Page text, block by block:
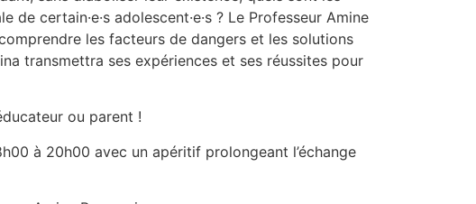
certain·e·s adolescent·e·s ? Le Professeur Amine
les facteurs de dangers et les solutions
transmettra ses expériences et ses réussites pour
ou parent !
à 20h00 avec un apéritif prolongeant l’échange